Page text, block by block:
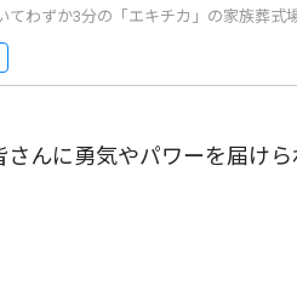
てわずか3分の「エキチカ」の家族葬式場
んに勇気やパワーを届け